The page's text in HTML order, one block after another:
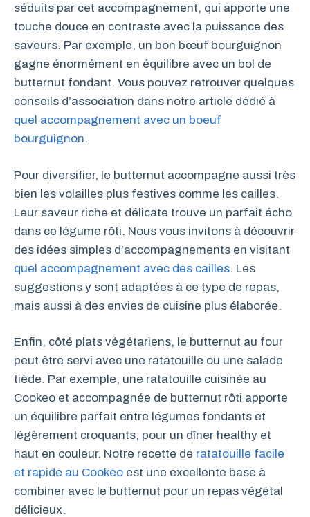
séduits par cet accompagnement, qui apporte une
touche douce en contraste avec la puissance des
saveurs. Par exemple, un bon bœuf bourguignon
gagne énormément en équilibre avec un bol de
butternut fondant. Vous pouvez retrouver quelques
conseils d’association dans notre article dédié à
quel accompagnement avec un boeuf
bourguignon.
Pour diversifier, le butternut accompagne aussi très
bien les volailles plus festives comme les cailles.
Leur saveur riche et délicate trouve un parfait écho
dans ce légume rôti. Nous vous invitons à découvrir
des idées simples d’accompagnements en visitant
quel accompagnement avec des cailles. Les
suggestions y sont adaptées à ce type de repas,
mais aussi à des envies de cuisine plus élaborée.
Enfin, côté plats végétariens, le butternut au four
peut être servi avec une ratatouille ou une salade
tiède. Par exemple, une ratatouille cuisinée au
Cookeo et accompagnée de butternut rôti apporte
un équilibre parfait entre légumes fondants et
légèrement croquants, pour un dîner healthy et
haut en couleur. Notre recette de ratatouille facile
et rapide au Cookeo est une excellente base à
combiner avec le butternut pour un repas végétal
délicieux.